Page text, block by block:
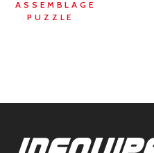
ASSEMBLAGE
PUZZLE